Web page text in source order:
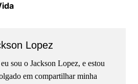
Lopez
sou o Jackson Lopez, e estou
em compartilhar minha